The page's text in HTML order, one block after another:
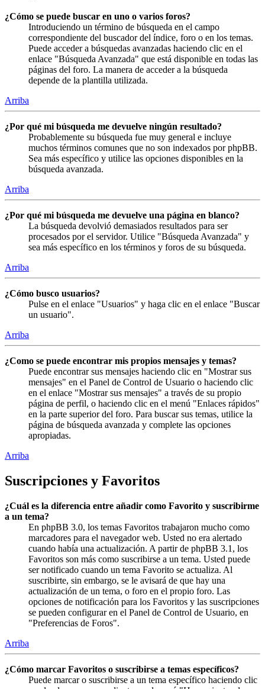
¿Cómo se puede buscar en uno o varios foros?
Introduciendo un término de búsqueda en el campo
correspondiente del buscador del índice, foro o en los temas.
Puede acceder a búsquedas avanzadas haciendo clic en el
enlace "Búsqueda Avanzada" que está disponible en todas las
páginas del foro. La manera de acceder a la búsqueda
depende de la plantilla utilizada.
Arriba
¿Por qué mi búsqueda me devuelve ningún resultado?
Probablemente su búsqueda fue muy general e incluye
muchos términos comunes que no son indexados por phpBB.
Sea más específico y utilice las opciones disponibles en la
búsqueda avanzada.
Arriba
¿Por qué mi búsqueda me devuelve una página en blanco?
La búsqueda devolvió demasiados resultados para ser
procesados por el servidor. Utilice "Búsqueda Avanzada" y
sea más específico en los términos y foros de su búsqueda.
Arriba
¿Cómo busco usuarios?
Pulse en el enlace "Usuarios" y haga clic en el enlace "Buscar
un usuario".
Arriba
¿Como se puede encontrar mis propios mensajes y temas?
Puede encontrar sus mensajes haciendo clic en "Mostrar sus
mensajes" en el Panel de Control de Usuario o haciendo clic
en el enlace "Mostrar sus mensajes" a través de su propio
página de perfil, o haciendo clic en el menú "Enlaces rápidos"
en la parte superior del foro. Para buscar sus temas, utilice la
página de búsqueda avanzada y complete las opciones
apropiadas.
Arriba
Suscripciones y Favoritos
¿Cuál es la diferencia entre añadir como Favorito y suscribirme
a un tema?
En phpBB 3.0, los temas Favoritos trabajaron mucho como
marcadores para el navegador web. Usted no era alertado
cuando había una actualización. A partir de phpBB 3.1, los
Favoritos son más como suscribirse a un tema. Usted puede
ser notificado cuando un tema Favorito se actualiza. Al
suscribirte, sin embargo, se le avisará de que hay una
actualización de un tema, o foro en el propio foro. Las
opciones de notificación para los Favoritos y las suscripciones
se pueden configurar en el Panel de Control de Usuario, en
"Preferencias de Foros".
Arriba
¿Cómo marcar Favoritos o suscribirse a temas específicos?
Puede marcar o suscribirse a un tema específico haciendo clic